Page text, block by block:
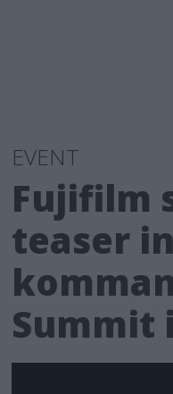
EVENT
Fujifilm
teaser
Summit